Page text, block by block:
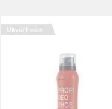
Uitverkocht